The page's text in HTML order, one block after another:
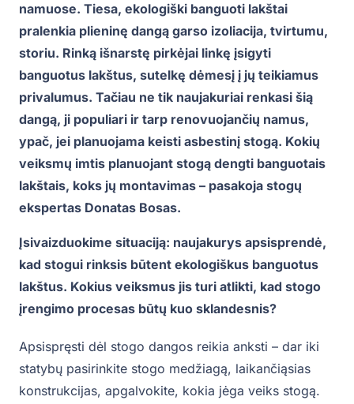
namuose. Tiesa, ekologiški banguoti lakštai
pralenkia plieninę dangą garso izoliacija, tvirtumu,
storiu. Rinką išnarstę pirkėjai linkę įsigyti
banguotus lakštus, sutelkę dėmesį į jų teikiamus
privalumus. Tačiau ne tik naujakuriai renkasi šią
dangą, ji populiari ir tarp renovuojančių namus,
ypač, jei planuojama keisti asbestinį stogą. Kokių
veiksmų imtis planuojant stogą dengti banguotais
lakštais, koks jų montavimas – pasakoja stogų
ekspertas Donatas Bosas.
Įsivaizduokime situaciją: naujakurys apsisprendė,
kad stogui rinksis būtent ekologiškus banguotus
lakštus. Kokius veiksmus jis turi atlikti, kad stogo
įrengimo procesas būtų kuo sklandesnis?
Apsispręsti dėl stogo dangos reikia anksti – dar iki
statybų pasirinkite stogo medžiagą, laikančiąsias
konstrukcijas, apgalvokite, kokia jėga veiks stogą.